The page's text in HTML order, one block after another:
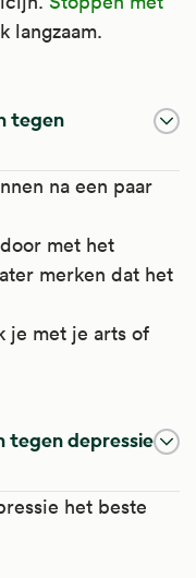
langzaam.
wordt ook wel
ook
bij
van de
ziekte
en
bloedverlies
soms ook
versleten
en klachten
en
soorten
koorts, griep,
door
spierpijn,
wordt ook wel
pijnstillend,
ook
bij
(ontsteking
Bechterew en
bloedverlies
en hoofdpijn.
artrose (het
wordt ook wel
ook
bij
ziekte van
bij migraine,
Het wordt
spierpijn en
op
tegen
na een paar
met het
merken dat het
je met je arts of
tegen depressie
het beste